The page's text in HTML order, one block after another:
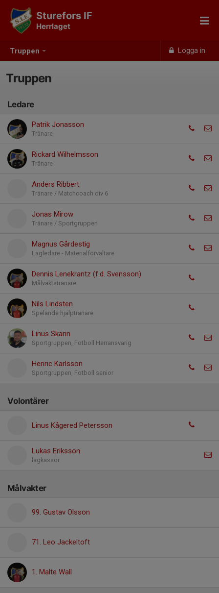
Truppen Logga in
Sturefors IF
Herrlaget
Truppen
Ledare
Patrik Jonasson
Tränare
Rickard Wilhelmsson
Tränare
Anders Ribbert
Tränare / Matchcoach div 6
Jonas Mirow
Tränare / Sportgruppen
Magnus Gårdestig
Lagledare - Materialförvaltare
Dennis Lenekrantz (f.d. Svensson)
Målvaktstränare
Nils Lindsten
Spelande hjälptränare
Linus Skarin
Sportgruppen, Fotboll Herransvarig
Henric Karlsson
Sportgruppen, Fotboll senior
Volontärer
Linus Kågered Petersson
Lukas Eriksson
lagkassör
Målvakter
99. Gustav Olsson
71. Leo Jackeltoft
1. Malte Wall